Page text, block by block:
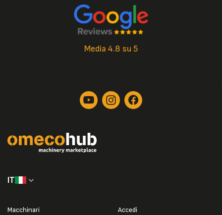
Media 4.8 su 5
IT
Macchinari
Accedi